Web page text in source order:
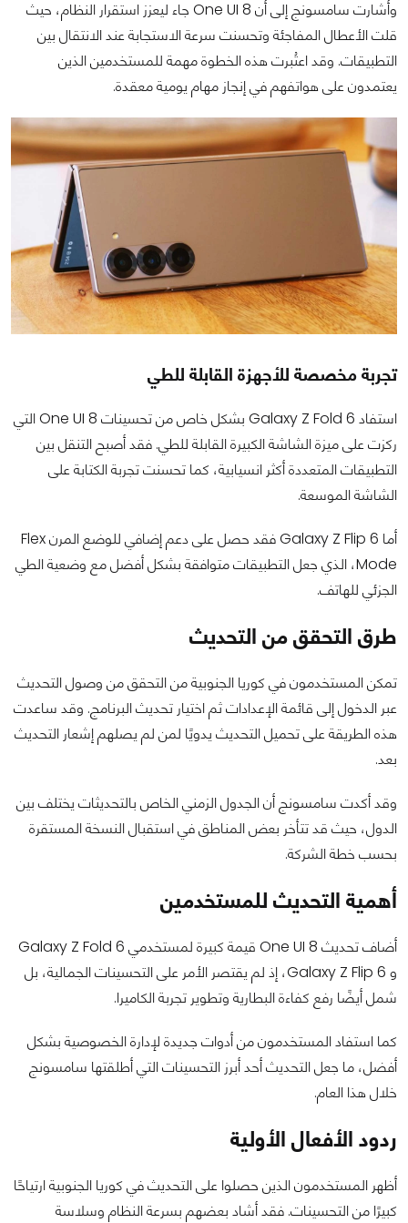
وأشارت سامسونج إلى أن One UI 8 جاء ليعزز استقرار النظام، حيث
قلت الأعطال المفاجئة وتحسنت سرعة الاستجابة عند الانتقال بين
التطبيقات. وقد اعتُبرت هذه الخطوة مهمة للمستخدمين الذين
يعتمدون على هواتفهم في إنجاز مهام يومية معقدة.
تجربة مخصصة للأجهزة القابلة للطي
استفاد Galaxy Z Fold 6 بشكل خاص من تحسينات One UI 8 التي
ركزت على ميزة الشاشة الكبيرة القابلة للطي. فقد أصبح التنقل بين
التطبيقات المتعددة أكثر انسيابية، كما تحسنت تجربة الكتابة على
الشاشة الموسعة.
أما Galaxy Z Flip 6 فقد حصل على دعم إضافي للوضع المرن Flex
Mode، الذي جعل التطبيقات متوافقة بشكل أفضل مع وضعية الطي
الجزئي للهاتف.
طرق التحقق من التحديث
تمكن المستخدمون في كوريا الجنوبية من التحقق من وصول التحديث
عبر الدخول إلى قائمة الإعدادات ثم اختيار تحديث البرنامج. وقد ساعدت
هذه الطريقة على تحميل التحديث يدويًا لمن لم يصلهم إشعار التحديث
بعد.
وقد أكدت سامسونج أن الجدول الزمني الخاص بالتحديثات يختلف بين
الدول، حيث قد تتأخر بعض المناطق في استقبال النسخة المستقرة
بحسب خطة الشركة.
أهمية التحديث للمستخدمين
أضاف تحديث One UI 8 قيمة كبيرة لمستخدمي Galaxy Z Fold 6
و Galaxy Z Flip 6، إذ لم يقتصر الأمر على التحسينات الجمالية، بل
شمل أيضًا رفع كفاءة البطارية وتطوير تجربة الكاميرا.
كما استفاد المستخدمون من أدوات جديدة لإدارة الخصوصية بشكل
أفضل، ما جعل التحديث أحد أبرز التحسينات التي أطلقتها سامسونج
خلال هذا العام.
ردود الأفعال الأولية
أظهر المستخدمون الذين حصلوا على التحديث في كوريا الجنوبية ارتياحًا
كبيرًا من التحسينات. فقد أشاد بعضهم بسرعة النظام وسلاسة